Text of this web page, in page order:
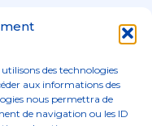
des technologies
aux informations des
nous permettra de
de navigation ou les ID